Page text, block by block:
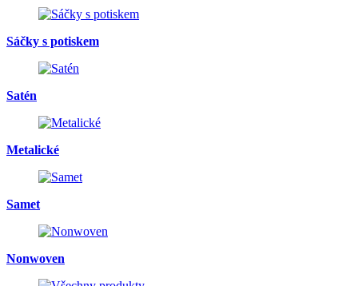
Sáčky s potiskem
Satén
Metalické
Samet
Nonwoven